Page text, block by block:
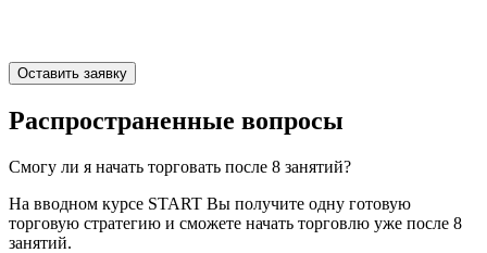
Распространенные вопросы
Смогу ли я начать торговать после 8 занятий?
На вводном курсе START Вы получите одну готовую
торговую стратегию и сможете начать торговлю уже после 8
занятий.